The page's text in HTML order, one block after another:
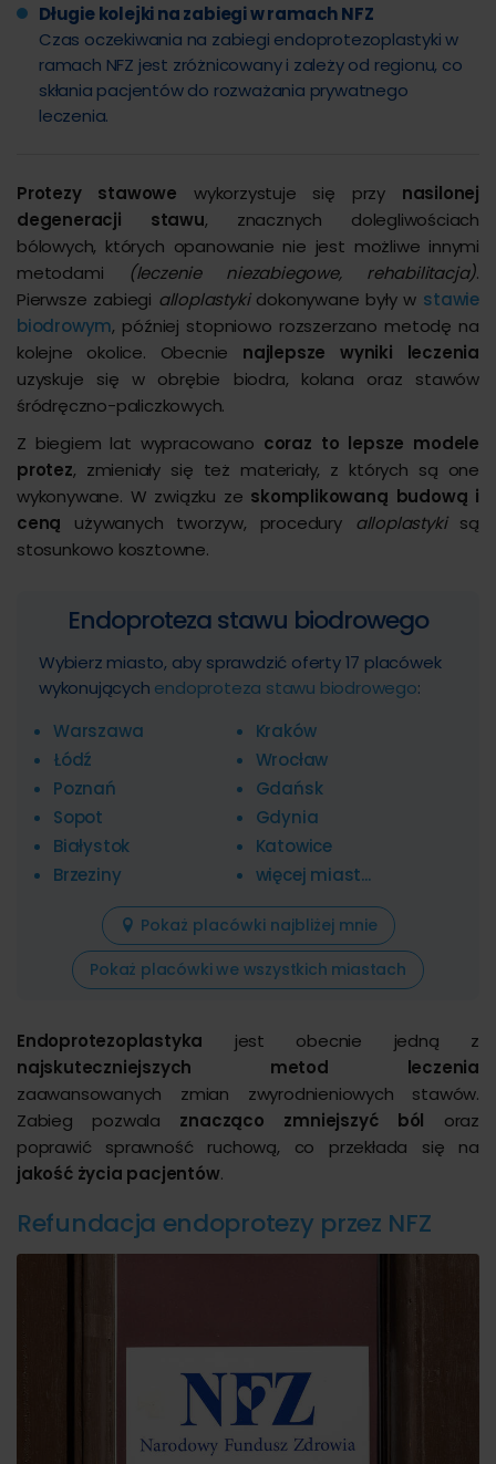
Długie kolejki na zabiegi w ramach NFZ
Czas oczekiwania na zabiegi endoprotezoplastyki w
ramach NFZ jest zróżnicowany i zależy od regionu, co
skłania pacjentów do rozważania prywatnego
leczenia.
Protezy stawowe wykorzystuje się przy nasilonej
degeneracji stawu, znacznych dolegliwościach
bólowych, których opanowanie nie jest możliwe innymi
metodami
(leczenie niezabiegowe, rehabilitacja).
Pierwsze zabiegi alloplastykidokonywane były w stawie
biodrowym, później stopniowo rozszerzano metodę na
kolejne okolice. Obecnie najlepsze wyniki leczenia
uzyskuje się w obrębie biodra, kolana oraz stawów
śródręczno-paliczkowych.
Z biegiem lat wypracowano coraz to lepsze modele
protez, zmieniały się też materiały, z których są one
wykonywane. W związku ze skomplikowaną budową i
ceną używanych tworzyw, procedury alloplastykisą
stosunkowo kosztowne.
Endoproteza stawu biodrowego
Wybierz miasto, aby sprawdzić oferty 17 placówek
wykonujących endoproteza stawu biodrowego:
Warszawa
Kraków
Łódź
Wrocław
Poznań
Gdańsk
Sopot
Gdynia
Białystok
Katowice
Brzeziny
więcej miast...
Pokaż placówki najbliżej mnie
Pokaż placówki we wszystkich miastach
Endoprotezoplastyka jest obecnie jedną z
najskuteczniejszych metod leczenia
zaawansowanych zmian zwyrodnieniowych stawów.
Zabieg pozwala znacząco zmniejszyć ból oraz
poprawić sprawność ruchową, co przekłada się na
jakość życia pacjentów.
Refundacja endoprotezy przez NFZ